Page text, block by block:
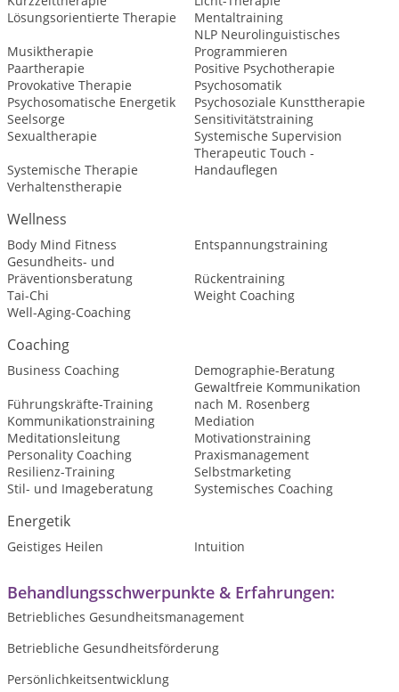
Lösungsorientierte Therapie
Mentaltraining
Musiktherapie
NLP Neurolinguistisches
Programmieren
Paartherapie
Positive Psychotherapie
Provokative Therapie
Psychosomatik
Psychosomatische Energetik
Psychosoziale Kunsttherapie
Seelsorge
Sensitivitätstraining
Sexualtherapie
Systemische Supervision
Systemische Therapie
Therapeutic Touch -
Handauflegen
Verhaltenstherapie
Wellness
Body Mind Fitness
Entspannungstraining
Gesundheits- und
Präventionsberatung
Rückentraining
Tai-Chi
Weight Coaching
Well-Aging-Coaching
Coaching
Business Coaching
Demographie-Beratung
Führungskräfte-Training
Gewaltfreie Kommunikation
nach M. Rosenberg
Kommunikationstraining
Mediation
Meditationsleitung
Motivationstraining
Personality Coaching
Praxismanagement
Resilienz-Training
Selbstmarketing
Stil- und Imageberatung
Systemisches Coaching
Energetik
Geistiges Heilen Intuition
Behandlungsschwerpunkte & Erfahrungen:
Betriebliches Gesundheitsmanagement
Betriebliche Gesundheitsförderung
Persönlichkeitsentwicklung